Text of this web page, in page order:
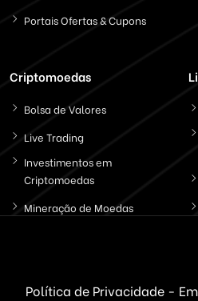
Portais Ofertas & Cupons
Criptomoedas
Bolsa de Valores
Live Trading
Investimentos em
Criptomoedas
Mineração de Moedas
Política de Privacidade -